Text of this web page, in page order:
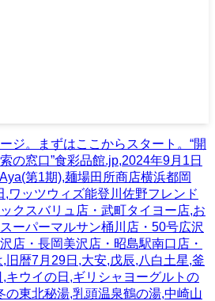
ジ。まずはここからスタート。“開
の窓口”食彩品館.jp,2024年9月1日
第1期),麺場田所商店横浜都岡
,ワッツウィズ能登川佐野フレンド
クスバリュ店・武町タイヨー店,お
ーパーマルサン桶川店・50号広沢
店・長岡美沢店・昭島駅南口店・
旧暦7月29日,大安,戊辰,八白土星,釜
キウイの日,ギリシャヨーグルトの
の東北秘湯,乳頭温泉鶴の湯,中崎山